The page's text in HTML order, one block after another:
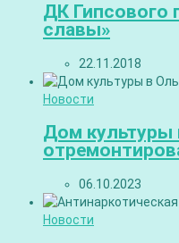
ДК Гипсового
славы»
22.11.2018
Новости
Дом культуры
06.10.2023
Новости